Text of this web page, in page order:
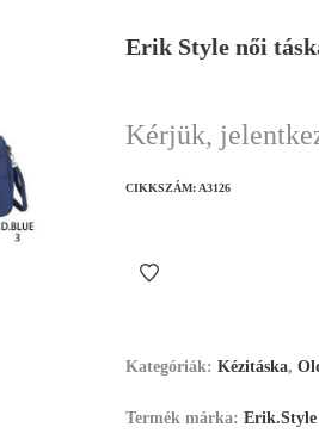
Erik Style női
Kérjük,
CIKKSZÁM: A3126
Kategóriák: Kézitáska,
Termék márka: Erik.Style